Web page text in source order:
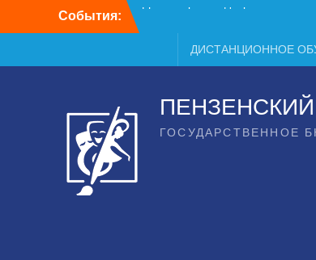
События:
ДИСТАНЦИОННОЕ
ГОСУДАРСТВЕННОЕ